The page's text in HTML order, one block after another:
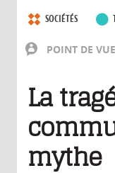
POINT DE VUE
SOCIÉTÉS
La
mythe